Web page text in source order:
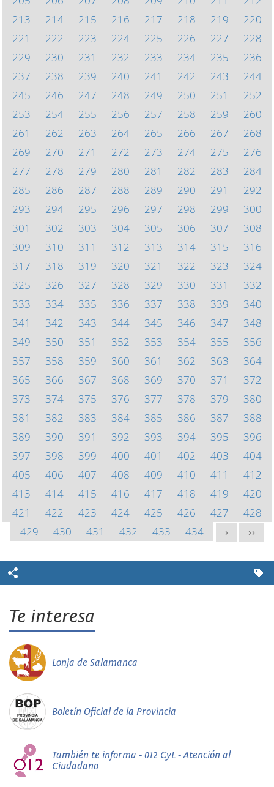
213
214 215 216 217 218 219
220
221
222 223 224 225 226 227
228
229
230 231 232 233 234 235
236
237
238 239 240 241 242 243
244
245
246 247 248 249 250 251
252
253
254 255 256 257 258 259
260
261
262 263 264 265 266 267
268
269
270 271 272 273 274 275
276
277
278 279 280 281 282 283
284
285
286 287 288 289 290 291
292
293
294 295 296 297 298 299
300
301
302 303 304 305 306 307
308
309
310 311 312 313 314 315
316
317
318 319 320 321 322 323
324
325
326 327 328 329 330 331
332
333
334 335 336 337 338 339
340
341
342 343 344 345 346 347
348
349
350 351 352 353 354 355
356
357
358 359 360 361 362 363
364
365
366 367 368 369 370 371
372
373
374 375 376 377 378 379
380
381
382 383 384 385 386 387
388
389
390 391 392 393 394 395
396
397
398 399 400 401 402 403
404
405
406 407 408 409 410 411
412
413
414 415 416 417 418 419
420
421
422 423 424 425 426 427
428
429
430 431 432 433 434 > >>
Te interesa
Lonja de Salamanca
Boletín Oficial de la Provincia
También te informa - 012 CyL - Atención al
Ciudadano